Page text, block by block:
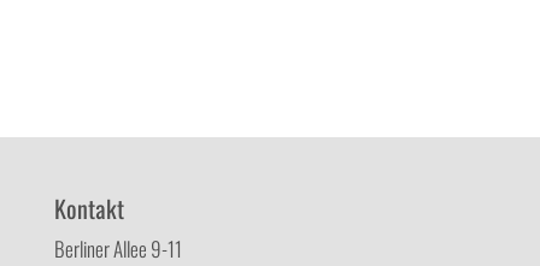
Kontakt
Berliner Allee 9-11